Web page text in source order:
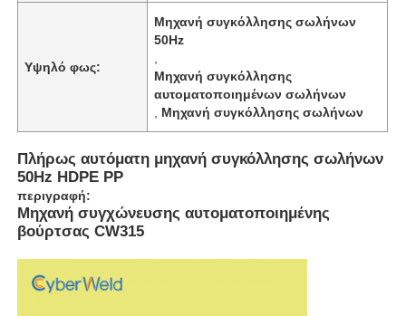
Υψηλό φως:
Μηχανή συγκόλλησης σωλήνων
50Hz
Μηχανή συγκόλλησης
αυτοματοποιημένων σωλήνων
Μηχανή συγκόλλησης σωλήνων
Πλήρως αυτόματη μηχανή συγκόλλησης σωλήνων
50Hz HDPE PP
περιγραφή:
Μηχανή συγχώνευσης αυτοματοποιημένης
βούρτσας CW315